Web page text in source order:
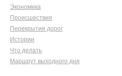
Экономика
Происшествия
Перекрытия дорог
Истории
Что делать
Маршрут выходного дня